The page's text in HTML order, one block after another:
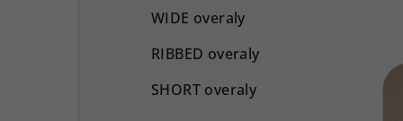
WIDE overaly
RIBBED overaly
SHORT overaly